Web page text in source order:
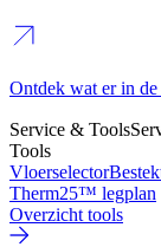
Ontdek wat er in
Service & Tools
Tools
Vloerselector
Therm25™ legplan
Overzicht tools